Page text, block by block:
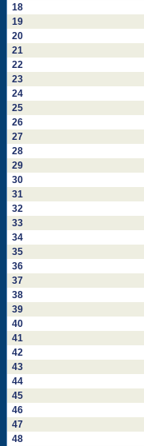
18
19
20
21
22
23
24
25
26
27
28
29
30
31
32
33
34
35
36
37
38
39
40
41
42
43
44
45
46
47
48